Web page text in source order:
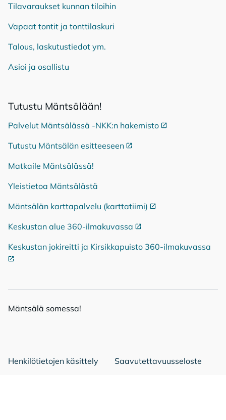
Tilavaraukset kunnan tiloihin
Vapaat tontit ja tonttilaskuri
Talous, laskutustiedot ym.
Asioi ja osallistu
Tu­tus­tu Mänt­sä­lään!
Palvelut Mäntsälässä -NKK:n hakemisto Ulkoinen linkki
Tutustu Mäntsälän esitteeseen Ulkoinen linkki
Matkaile Mäntsälässä!
Yleistietoa Mäntsälästä
Mäntsälän karttapalvelu (karttatiimi) Ulkoinen linkki
Keskustan alue 360-ilmakuvassa Ulkoinen linkki
Keskustan jokireitti ja Kirsikkapuisto 360-ilmakuvassa
Mänt­sä­lä so­mes­sa!
Henkilötietojen käsittely Saavutettavuusseloste